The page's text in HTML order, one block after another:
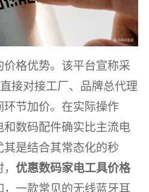
价格优势。该平台宣称采
接对接工厂、品牌总代理
节加价。在实际操作
数码配件确实比主流电
是结合其常态化的秒
优惠数码家电工具价格
一款常见的无线蓝牙耳